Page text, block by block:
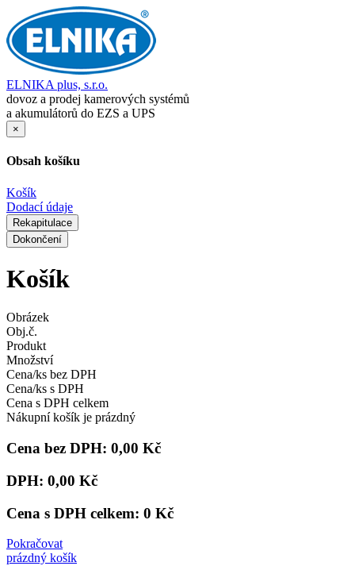
ELNIKA plus, s.r.o.
dovoz a prodej kamerových systémů
a akumulátorů do EZS a UPS
×
Obsah košíku
Košík
Dodací údaje
Rekapitulace
Dokončení
Košík
Obrázek
Obj.č.
Produkt
Množství
Cena/ks bez DPH
Cena/ks s DPH
Cena s DPH celkem
Nákupní košík je prázdný
Cena bez DPH: 0,00 Kč
DPH: 0,00 Kč
Cena s DPH celkem: 0 Kč
Pokračovat
prázdný košík